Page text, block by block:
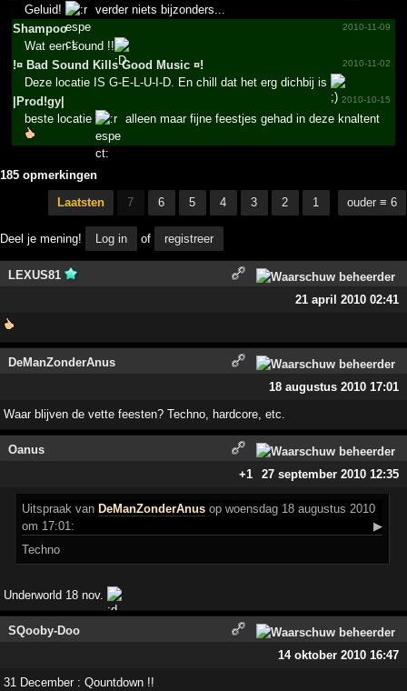
Geluid!
verder niets bijzonders...
Shampoo
2010-11-09
Wat een sound !!
!­¤ Bad Sound Kills Good Music ¤!­
2010-11-02
Deze locatie IS G-E-L-U-I-D. En chill dat het erg dichbij is
|Prod!gy|
2010-10-15
beste locatie alleen maar fijne feestjes gehad in deze knaltent
185 opmerkingen
Laatsten 7 6 5 4 3 2 1 ouder ≡ 6
Deel je mening! Log in of registreer
LEXUS81
21 april 2010 02:41
DeManZonderAnus
18 augustus 2010 17:01
Waar blijven de vette feesten? Techno, hardcore, etc.
Oanus
+1
27 september 2010 12:35
Uitspraak vanDeManZonderAnus op woensdag 18 augustus 2010
om 17:01:
▶
Techno
Underworld 18 nov.
SQooby-Doo
14 oktober 2010 16:47
31 December : Qountdown !!